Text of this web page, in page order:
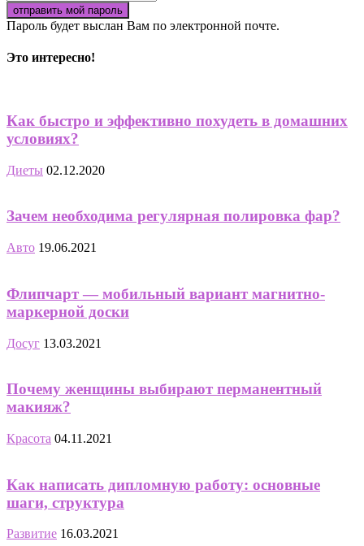
Пароль будет выслан Вам по электронной почте.
Это интересно!
Как быстро и эффективно похудеть в домашних
условиях?
Диеты 02.12.2020
Зачем необходима регулярная полировка фар?
Авто 19.06.2021
Флипчарт — мобильный вариант магнитно-
маркерной доски
Досуг 13.03.2021
Почему женщины выбирают перманентный
макияж?
Красота 04.11.2021
Как написать дипломную работу: основные
шаги, структура
Развитие 16.03.2021